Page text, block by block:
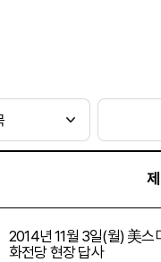
2014년 11월 3일(월) 美스
화전당 현장 답사